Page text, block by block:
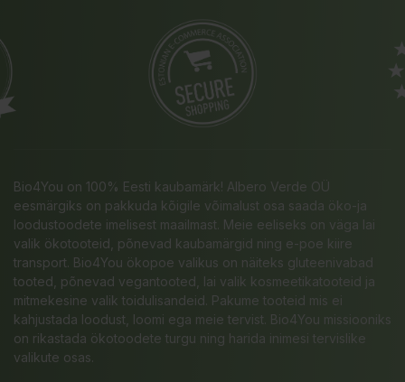
Bio4You on 100% Eesti kaubamärk! Albero Verde OÜ
eesmärgiks on pakkuda kõigile võimalust osa saada öko-ja
loodustoodete imelisest maailmast. Meie eeliseks on väga lai
valik ökotooteid, põnevad kaubamärgid ning e-poe kiire
transport. Bio4You ökopoe valikus on näiteks gluteenivabad
tooted, põnevad vegantooted, lai valik kosmeetikatooteid ja
mitmekesine valik toidulisandeid. Pakume tooteid mis ei
kahjustada loodust, loomi ega meie tervist. Bio4You missiooniks
on rikastada ökotoodete turgu ning harida inimesi tervislike
valikute osas.